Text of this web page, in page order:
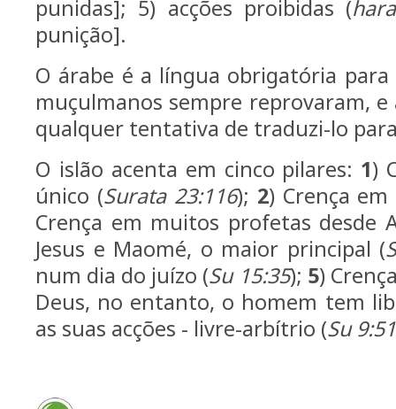
punidas]; 5) acções proibidas (
punição].
O árabe é a língua obrigatória
muçulmanos sempre reprovaram, e
qualquer tentativa de traduzi-lo
O islão acenta em cinco pilares: 1)
único (Surata 23:116); 2) Crença
Crença em muitos profetas desde
Jesus e Maomé, o maior principal (
num dia do juízo (Su 15:35); 5)
Deus, no entanto, o homem tem
as suas acções - livre-arbítrio (Su 9:51